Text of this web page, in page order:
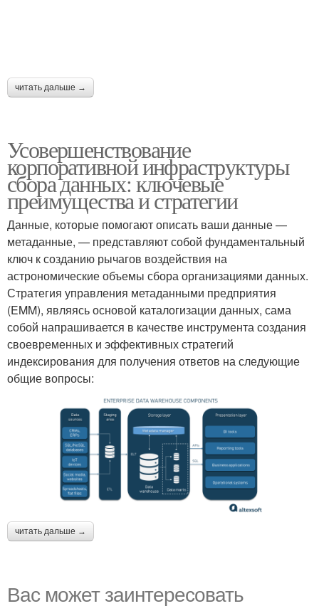
читать дальше →
Усовершенствование
корпоративной инфраструктуры
сбора данных: ключевые
преимущества и стратегии
Данные, которые помогают описать ваши данные —
метаданные, — представляют собой фундаментальный
ключ к созданию рычагов воздействия на
астрономические объемы сбора организациями данных.
Стратегия управления метаданными предприятия
(EMM), являясь основой каталогизации данных, сама
собой напрашивается в качестве инструмента создания
своевременных и эффективных стратегий
индексирования для получения ответов на следующие
общие вопросы:
читать дальше →
Вас может заинтересовать